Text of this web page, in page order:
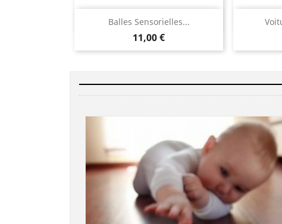
Balles Sensorielles...
11,00 €
Aperçu rapide 